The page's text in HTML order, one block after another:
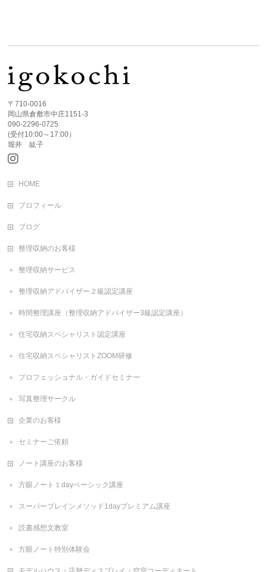
〒710-0016
岡山県倉敷市中庄1151-3
090-2296-0725
(受付10:00～17:00）
堀井 紘子
HOME
プロフィール
ブログ
整理収納のお客様
整理収納サービス
整理収納アドバイザー２級認定講座
時間整理講座（整理収納アドバイザー3級認定講座）
住宅収納スペシャリスト認定講座
住宅収納スペシャリストZOOM研修
プロフェッショナル・ガイドセミナー
写真整理サークル
企業のお客様
セミナーご依頼
ノート講座のお客様
方眼ノート１dayベーシック講座
スーパーブレインメソッド1dayプレミアム講座
読書感想文教室
方眼ノート特別体験会